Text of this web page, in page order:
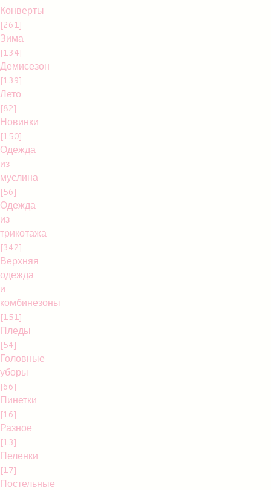
Конверты
[261]
Зима
[134]
Демисезон
[139]
Лето
[82]
Новинки
[150]
Одежда
из
муслина
[56]
Одежда
из
трикотажа
[342]
Верхняя
одежда
и
комбинезоны
[151]
Пледы
[54]
Головные
уборы
[66]
Пинетки
[16]
Разное
[13]
Пеленки
[17]
Постельные